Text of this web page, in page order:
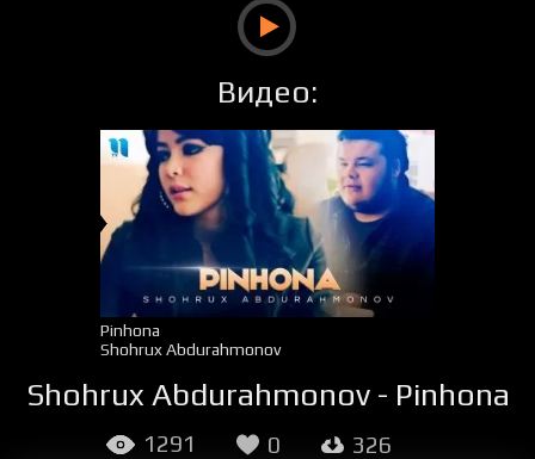
Видео:
Pinhona
Shohrux Abdurahmonov
Shohrux Abdurahmonov - Pinhona
1291 0 326